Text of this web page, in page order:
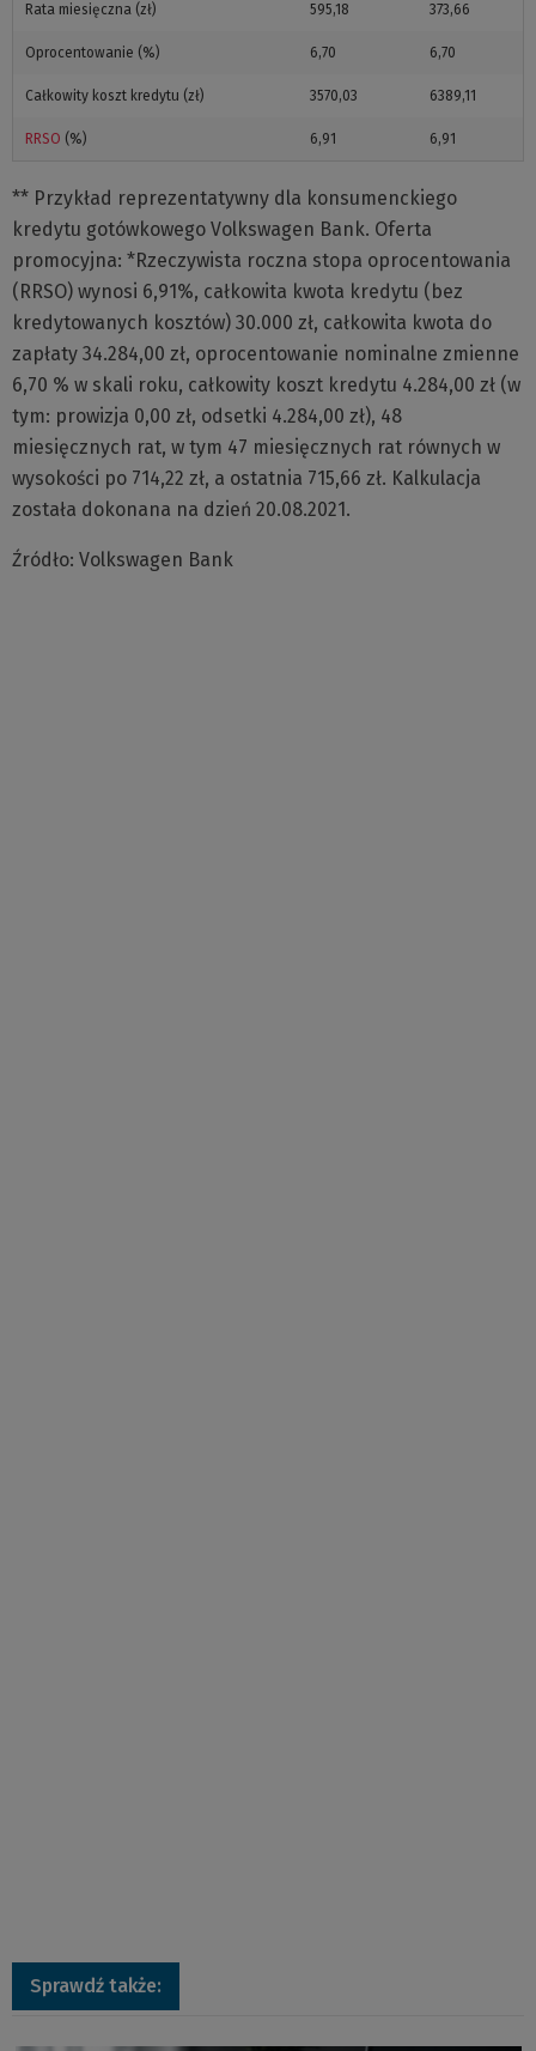
Rata miesięczna (zł) 595,18 373,66
Oprocentowanie (%) 6,70 6,70
Całkowity koszt kredytu (zł) 3570,03 6389,11
RRSO (%) 6,91 6,91
** Przykład reprezentatywny dla konsumenckiego
kredytu gotówkowego Volkswagen Bank. Oferta
promocyjna: *Rzeczywista roczna stopa oprocentowania
(RRSO) wynosi 6,91%, całkowita kwota kredytu (bez
kredytowanych kosztów) 30.000 zł, całkowita kwota do
zapłaty 34.284,00 zł, oprocentowanie nominalne zmienne
6,70 % w skali roku, całkowity koszt kredytu 4.284,00 zł (w
tym: prowizja 0,00 zł, odsetki 4.284,00 zł), 48
miesięcznych rat, w tym 47 miesięcznych rat równych w
wysokości po 714,22 zł, a ostatnia 715,66 zł. Kalkulacja
została dokonana na dzień 20.08.2021.
Źródło: Volkswagen Bank
Sprawdź także:
a